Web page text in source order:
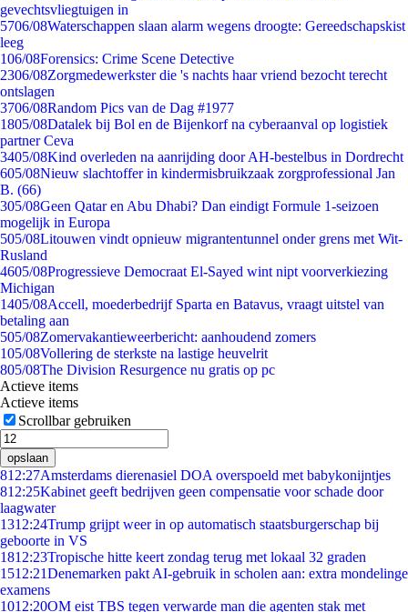
gevechtsvliegtuigen in
5706/08Waterschappen slaan alarm wegens droogte: Gereedschapskist
leeg
106/08Forensics: Crime Scene Detective
2306/08Zorgmedewerkster die 's nachts haar vriend bezocht terecht
ontslagen
3706/08Random Pics van de Dag #1977
1805/08Datalek bij Bol en de Bijenkorf na cyberaanval op logistiek
partner Ceva
3405/08Kind overleden na aanrijding door AH-bestelbus in Dordrecht
605/08Nieuw slachtoffer in kindermisbruikzaak zorgprofessional Jan
B. (66)
305/08Geen Qatar en Abu Dhabi? Dan eindigt Formule 1-seizoen
mogelijk in Europa
505/08Litouwen vindt opnieuw migrantentunnel onder grens met Wit-
Rusland
4605/08Progressieve Democraat El-Sayed wint nipt voorverkiezing
Michigan
1405/08Accell, moederbedrijf Sparta en Batavus, vraagt uitstel van
betaling aan
505/08Zomervakantieweerbericht: aanhoudend zomers
105/08Vollering de sterkste na lastige heuvelrit
805/08The Division Resurgence nu gratis op pc
Actieve items
Actieve items
Scrollbar gebruiken
opslaan
812:27Amsterdams dierenasiel DOA overspoeld met babykonijntjes
812:25Kabinet geeft bedrijven geen compensatie voor schade door
laagwater
1312:24Trump grijpt weer in op automatisch staatsburgerschap bij
geboorte in VS
1812:23Tropische hitte keert zondag terug met lokaal 32 graden
1512:21Denemarken pakt AI-gebruik in scholen aan: extra mondelinge
examens
1012:20OM eist TBS tegen verwarde man die agenten stak met